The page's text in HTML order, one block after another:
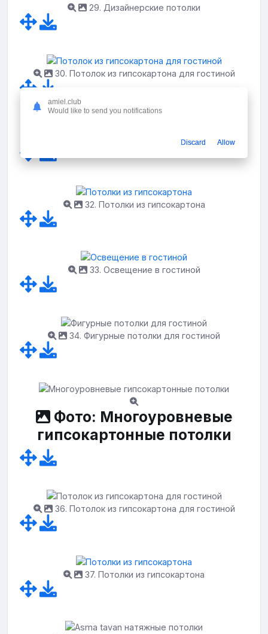
29. Дизайнерские потолки
30. Потолок из гипсокартона для гостиной
31. Потолок из гипсокартона для зала классика
32. Потолки из гипсокартона
33. Освещение в гостиной
34. Фигурные потолки для гостиной
Фото: Многоуровневые
гипсокартонные потолки
36. Потолок из гипсокартона для гостиной
37. Потолки из гипсокартона
amiel.club
Would like to send you notifications
Discard Allow